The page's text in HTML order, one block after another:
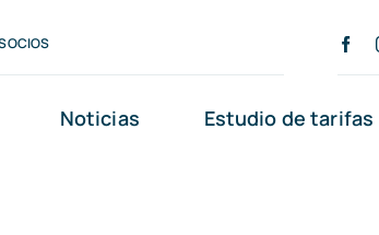
Noticias Estudio de tarifas